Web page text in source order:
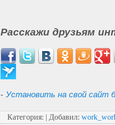
Расскажи друзьям
- Установить на свой сайт
Категория: | Добавил: